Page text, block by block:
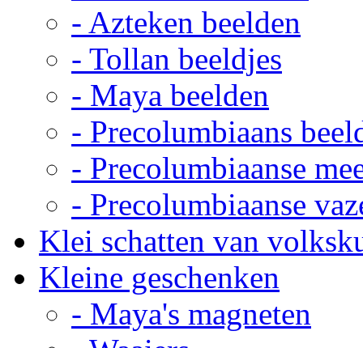
- Azteken beelden
- Tollan beeldjes
- Maya beelden
- Precolumbiaans
- Precolumbiaanse
- Precolumbiaanse
Klei schatten van
Kleine geschenken
- Maya's magneten